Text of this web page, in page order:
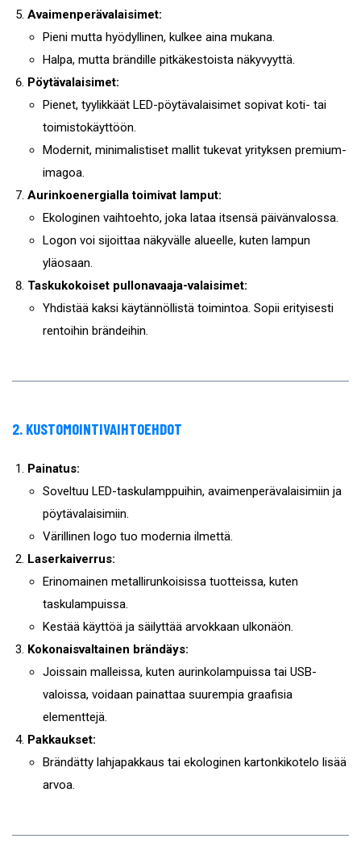
Avaimenperävalaisimet:
Pieni mutta hyödyllinen, kulkee aina mukana.
Halpa, mutta brändille pitkäkestoista näkyvyyttä.
Pöytävalaisimet:
Pienet, tyylikkäät LED-pöytävalaisimet sopivat koti- tai
toimistokäyttöön.
Modernit, minimalistiset mallit tukevat yrityksen premium-
imagoa.
Aurinkoenergialla toimivat lamput:
Ekologinen vaihtoehto, joka lataa itsensä päivänvalossa.
Logon voi sijoittaa näkyvälle alueelle, kuten lampun
yläosaan.
Taskukokoiset pullonavaaja-valaisimet:
Yhdistää kaksi käytännöllistä toimintoa. Sopii erityisesti
rentoihin brändeihin.
2. KUSTOMOINTIVAIHTOEHDOT
Painatus:
Soveltuu LED-taskulamppuihin, avaimenperävalaisimiin ja
pöytävalaisimiin.
Värillinen logo tuo modernia ilmettä.
Laserkaiverrus:
Erinomainen metallirunkoisissa tuotteissa, kuten
taskulampuissa.
Kestää käyttöä ja säilyttää arvokkaan ulkonäön.
Kokonaisvaltainen brändäys:
Joissain malleissa, kuten aurinkolampuissa tai USB-
valoissa, voidaan painattaa suurempia graafisia
elementtejä.
Pakkaukset:
Brändätty lahjapakkaus tai ekologinen kartonkikotelo lisää
arvoa.